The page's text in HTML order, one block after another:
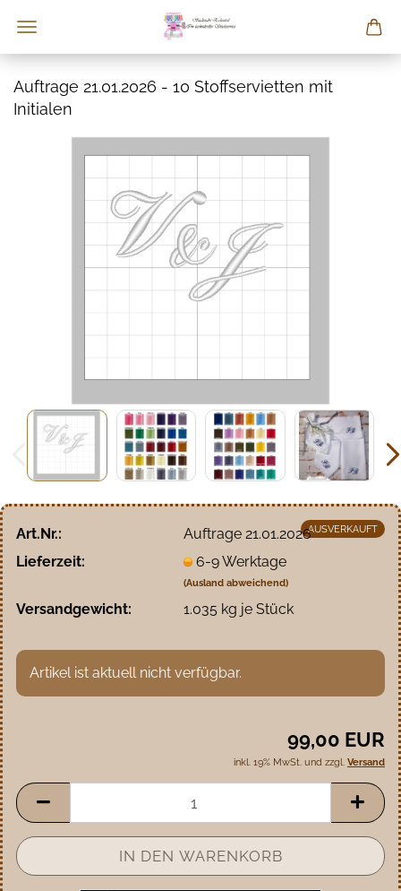
Auftrage 21.01.2026 - 10 Stoffservietten mit
Initialen
AUSVERKAUFT
Art.Nr.:
Auftrage 21.01.2026
Lieferzeit:
6-9 Werktage
(Ausland abweichend)
Versandgewicht: 1.035 kg je Stück
Artikel ist aktuell nicht verfügbar.
99,00 EUR
inkl. 19% MwSt. und zzgl. Versand